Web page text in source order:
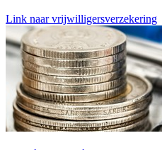
Link naar vrijwilligersverzekering